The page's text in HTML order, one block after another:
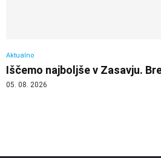
Aktualno
Iščemo najboljše v Zasavju.
05. 08. 2026